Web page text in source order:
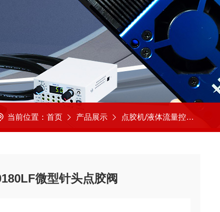
当前位置： 首页 产品展示 点胶机/液体流量控制
微型针头点胶阀